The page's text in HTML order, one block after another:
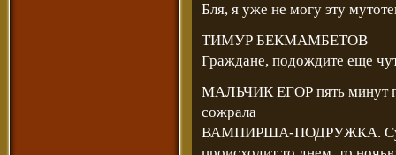
Бля, я уже не могу эту
ТИМУР БЕКМАМБЕТОВ
Граждане, подождите еще
МАЛЬЧИК ЕГОР пять минут
сожрала
ВАМПИРША-ПОДРУЖКА.